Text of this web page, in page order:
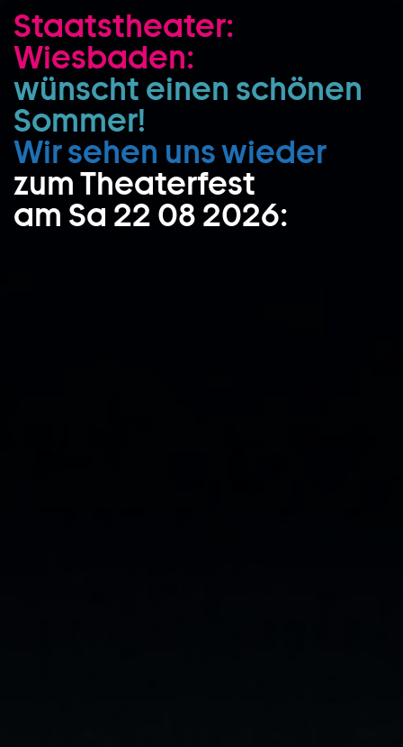
Zum Hauptinhalt springen
Zum Footer springen
Staatstheater:
Wiesbaden:
wünscht einen schönen
Sommer!
Wir sehen uns wieder
zum Theaterfest
am Sa 22 08 2026: